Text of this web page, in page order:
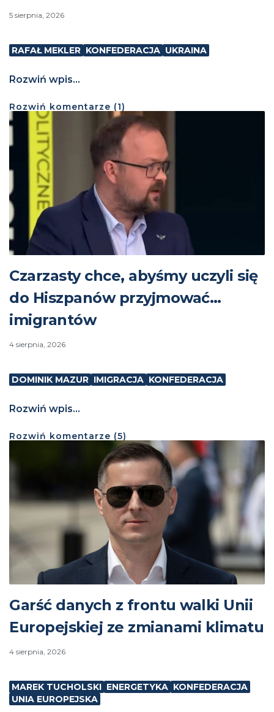
5 sierpnia, 2026
RAFAŁ MEKLER KONFEDERACJA UKRAINA
Rozwiń wpis...
Rozwiń komentarze (1)
Czarzasty chce, abyśmy uczyli się
do Hiszpanów przyjmować…
imigrantów
4 sierpnia, 2026
DOMINIK MAZUR IMIGRACJA KONFEDERACJA
Rozwiń wpis...
Rozwiń komentarze (5)
Garść danych z frontu walki Unii
Europejskiej ze zmianami klimatu
4 sierpnia, 2026
MAREK TUCHOLSKI ENERGETYKA KONFEDERACJA
UNIA EUROPEJSKA